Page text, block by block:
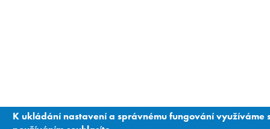
K ukládání nastavení a správnému fungování využíváme